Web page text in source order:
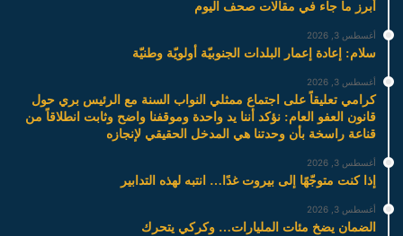
أبرز ما جاء في مقالات صحف اليوم
أغسطس 3, 2026
سلام: إعادة إعمار البلدات الجنوبيّة أولويّة وطنيّة
أغسطس 3, 2026
كرامي تعليقاً على اجتماع ممثلي النواب السنة مع الرئيس بري حول
قانون العفو العام: نؤكد أننا يد واحدة وموقفنا واضح وثابت انطلاقاً من
قناعة راسخة بأن وحدتنا هي المدخل الحقيقي لإنجازه
أغسطس 3, 2026
إذا كنت متوجّهًا إلى بيروت غدًا… انتبه لهذه التدابير
أغسطس 3, 2026
الضمان يضخ مئات المليارات… وكركي يتحرك